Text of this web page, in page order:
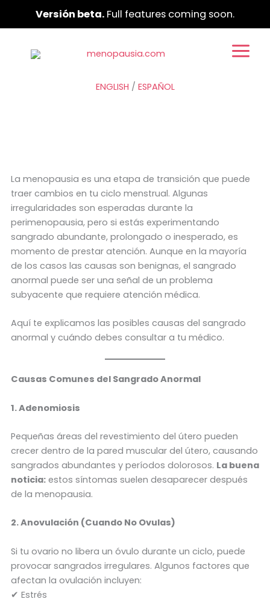
Versión beta. Full features coming soon.
ENGLISH / ESPAÑOL
La menopausia es una etapa de transición que puede
traer cambios en tu ciclo menstrual. Algunas
irregularidades son esperadas durante la
perimenopausia, pero si estás experimentando
sangrado abundante, prolongado o inesperado, es
momento de prestar atención. Aunque en la mayoría
de los casos las causas son benignas, el sangrado
anormal puede ser una señal de un problema
subyacente que requiere atención médica.
Aquí te explicamos las posibles causas del sangrado
anormal y cuándo debes consultar a tu médico.
Causas Comunes del Sangrado Anormal
1. Adenomiosis
Pequeñas áreas del revestimiento del útero pueden
crecer dentro de la pared muscular del útero, causando
sangrados abundantes y períodos dolorosos. La buena
noticia:estos síntomas suelen desaparecer después
de la menopausia.
2. Anovulación (Cuando No Ovulas)
Si tu ovario no libera un óvulo durante un ciclo, puede
provocar sangrados irregulares. Algunos factores que
afectan la ovulación incluyen:
✔ Estrés